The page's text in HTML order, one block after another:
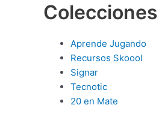
Aprende Jugando
Recursos Skoool
Signar
Tecnotic
20 en Mate